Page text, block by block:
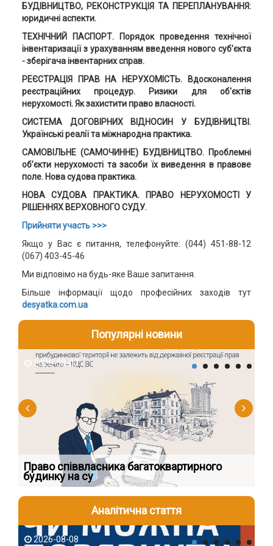
БУДІВНИЦТВО, РЕКОНСТРУКЦІЯ ТА ПЕРЕПЛАНУВАННЯ:
юридичні аспекти.
ТЕХНІЧНИЙ ПАСПОРТ. Порядок проведення технічної
інвентаризації з урахуванням введення нового суб’єкта
- зберігача інвентарних справ.
РЕЄСТРАЦІЯ ПРАВ НА НЕРУХОМІСТЬ. Вдосконалення
реєстраційних процедур. Ризики для об'єктів
нерухомості. Як захистити право власності.
СИСТЕМА ДОГОВІРНИХ ВІДНОСИН У БУДІВНИЦТВІ.
Українські реалії та міжнародна практика.
САМОВІЛЬНЕ (САМОЧИННЕ) БУДІВНИЦТВО. Проблемні
об’єкти нерухомості та засоби їх виведення в правове
поле. Нова судова практика.
НОВА СУДОВА ПРАКТИКА. ПРАВО НЕРУХОМОСТІ У
РІШЕННЯХ ВЕРХОВНОГО СУДУ.
Прийняти участь >>>
Якщо у Вас є питання, телефонуйте: (044) 451-88-12
(067) 403-45-46
Ми відповімо на будь-яке Ваше запитання.
Більше інформації щодо професійних заходів тут
desyatka.com.ua
Популярні новини
2026-08-07
Право співвласника багатоквартирного
будинку на су
Аналітична стаття
2026-08-08